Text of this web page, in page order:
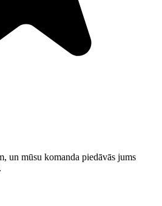
un mūsu komanda piedāvās jums